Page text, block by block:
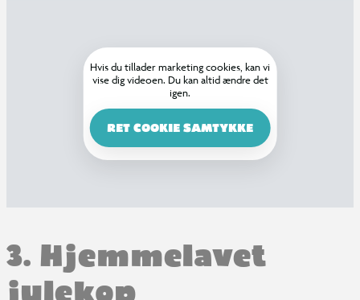
Hvis du tillader marketing cookies, kan vi
vise dig videoen. Du kan altid ændre det
igen.
RET COOKIE SAMTYKKE
3. Hjemmelavet
julekop